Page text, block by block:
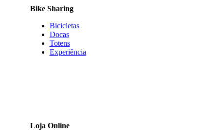
chosen
on
Bike Sharing
Bicicletas
Docas
Totens
Experiência
Loja Online